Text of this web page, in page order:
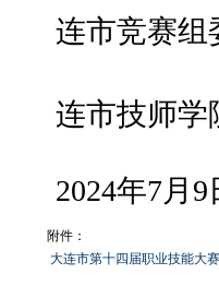
附件：
大连市第十四届职业技能大